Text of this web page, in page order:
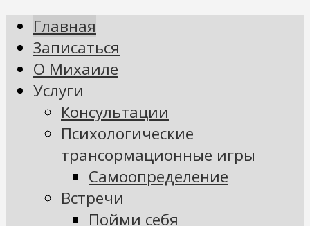
Главная
Записаться
О Михаиле
Услуги
Консультации
Психологические
трансормационные игры
Самоопределение
Встречи
Пойми себя